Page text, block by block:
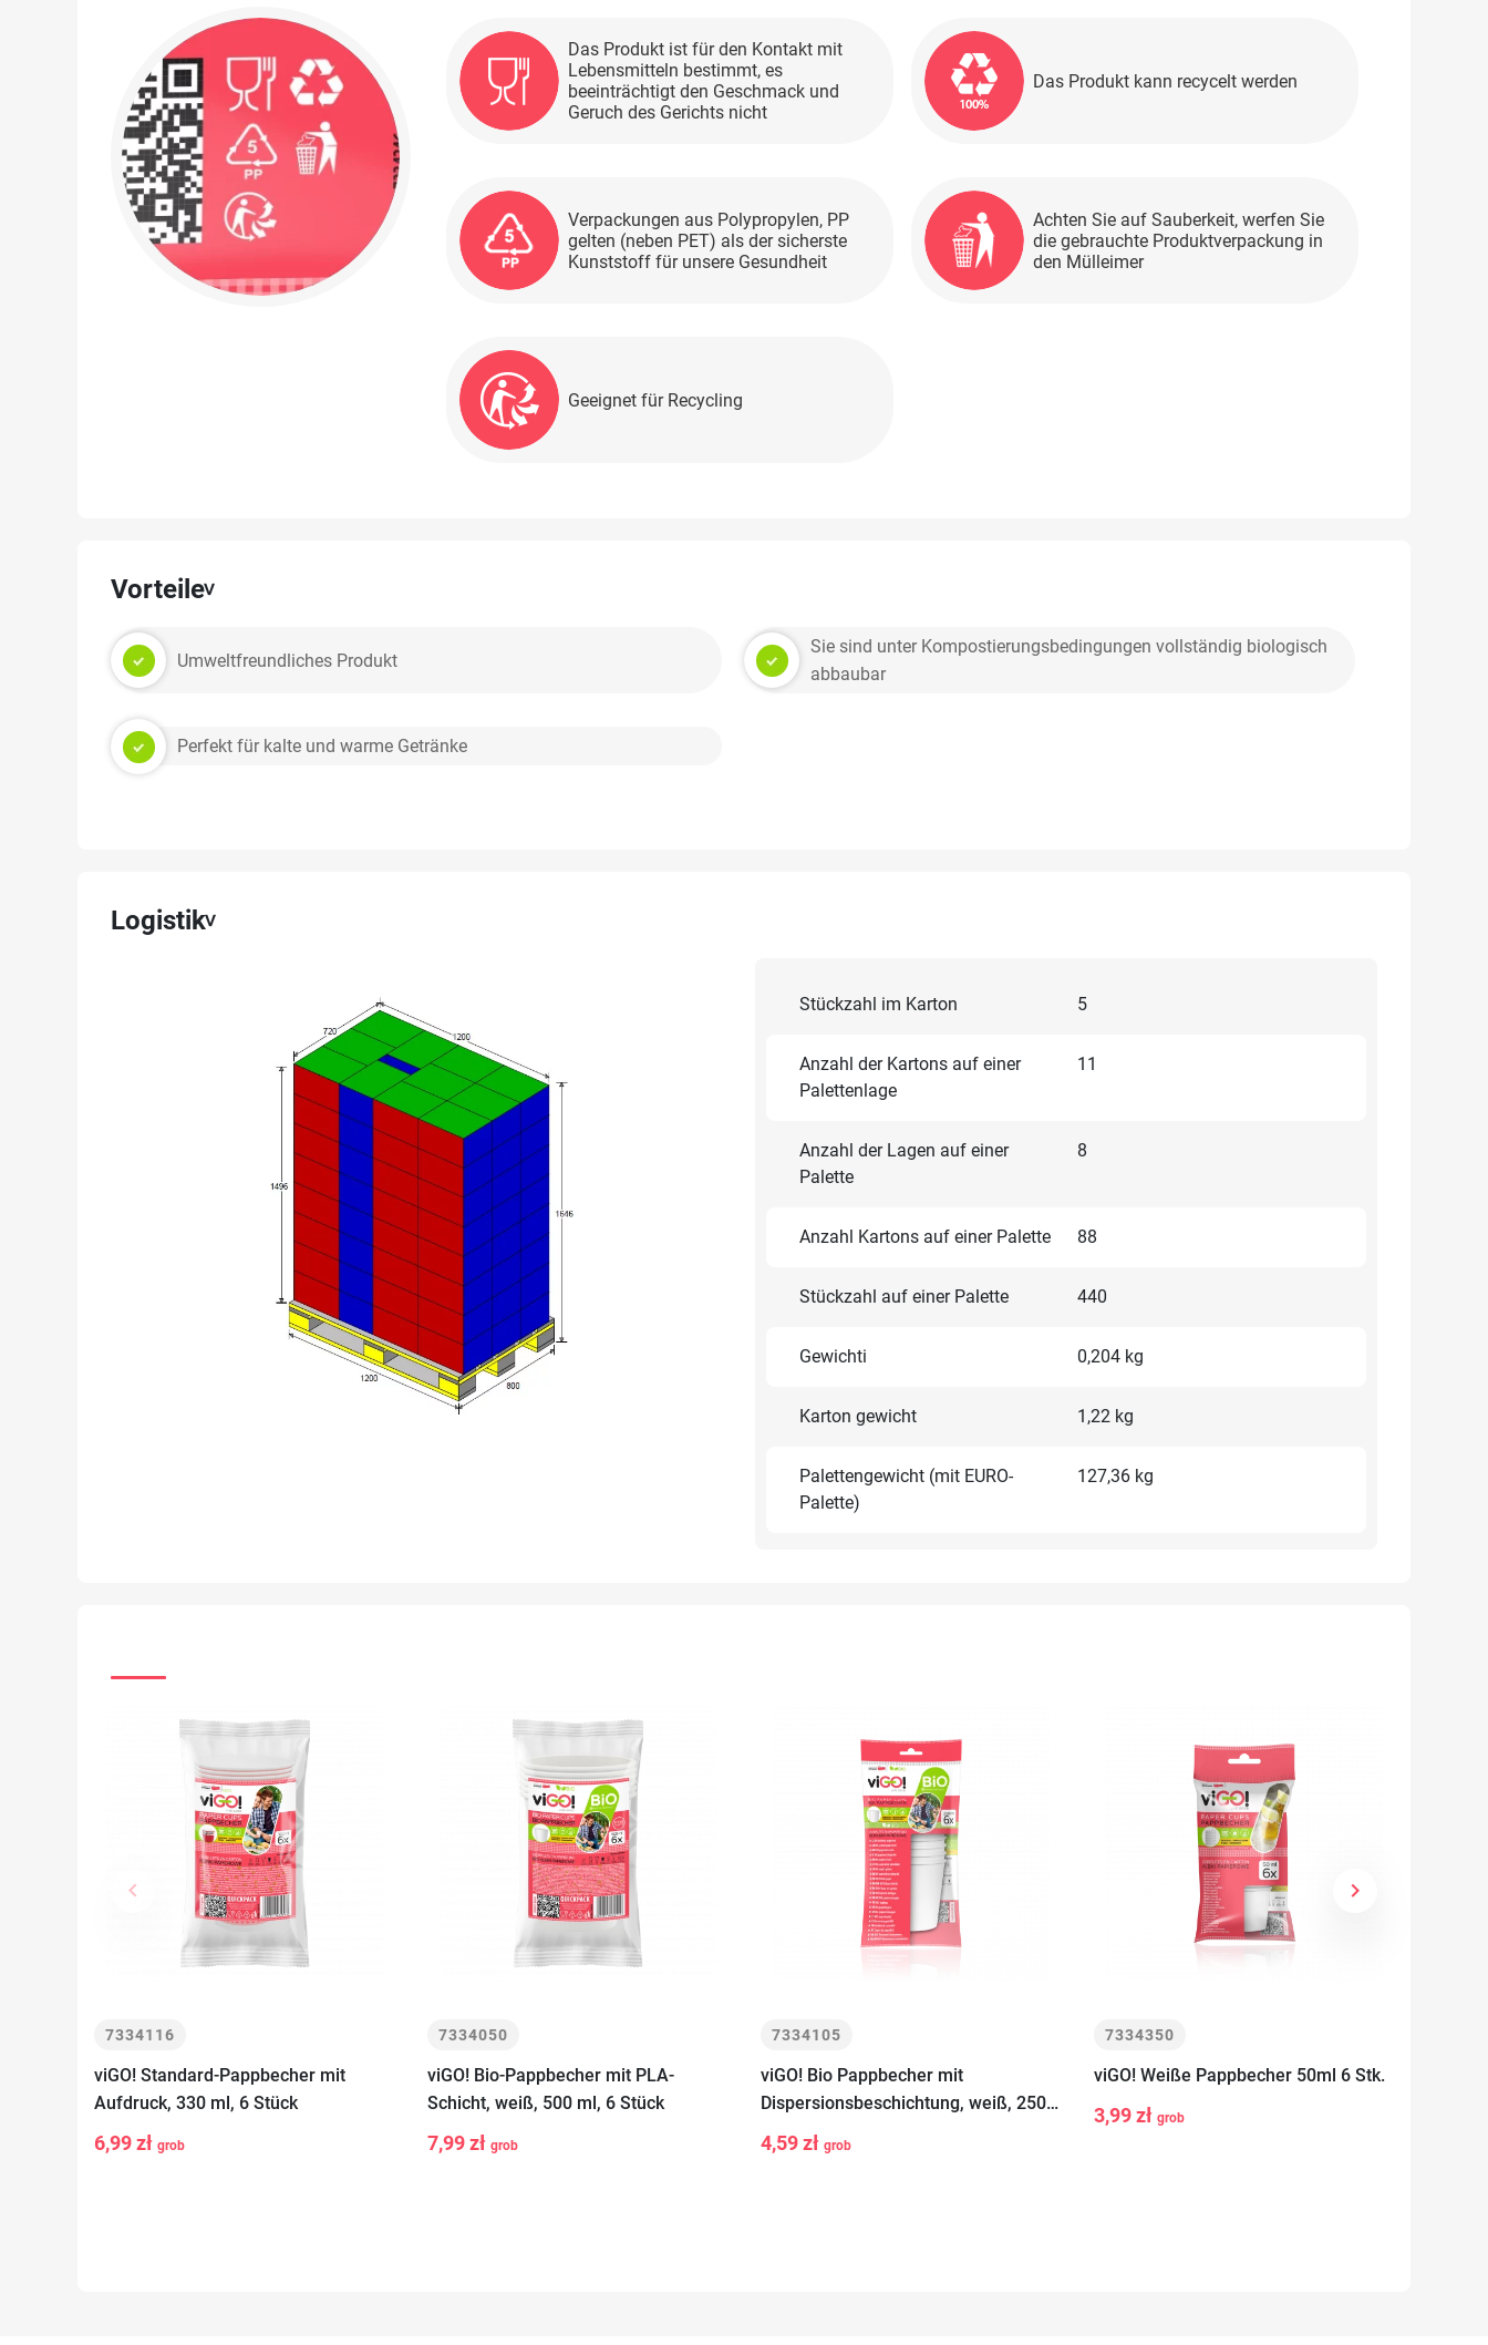
Das Produkt ist für den Kontakt mit
Lebensmitteln bestimmt, es
beeinträchtigt den Geschmack und
Geruch des Gerichts nicht
Das Produkt kann recycelt werden
Verpackungen aus Polypropylen, PP
gelten (neben PET) als der sicherste
Kunststoff für unsere Gesundheit
Achten Sie auf Sauberkeit, werfen Sie
die gebrauchte Produktverpackung in
den Mülleimer
Geeignet für Recycling
Vorteile
Umweltfreundliches Produkt
Sie sind unter Kompostierungsbedingungen vollständig biologisch
abbaubar
Perfekt für kalte und warme Getränke
Logistik
Stückzahl im Karton 5
Anzahl der Kartons auf einer
Palettenlage
11
Anzahl der Lagen auf einer
Palette
8
Anzahl Kartons auf einer Palette 88
Stückzahl auf einer Palette 440
Gewichti 0,204 kg
Karton gewicht 1,22 kg
Palettengewicht (mit EURO-
Palette)
127,36 kg
Zurück
keyboard_arrow_left Weiter
keyboard_arrow_right
7334116
viGO! Standard-Pappbecher mit
Aufdruck, 330 ml, 6 Stück
6,99 zł grob
7334050
viGO! Bio-Pappbecher mit PLA-
Schicht, weiß, 500 ml, 6 Stück
7,99 zł grob
7334105
viGO! Bio Pappbecher mit
Dispersionsbeschichtung, weiß, 250
ml, 6 Stück
4,59 zł grob
7334350
viGO! Weiße Pappbecher 50ml 6 Stk.
3,99 zł grob